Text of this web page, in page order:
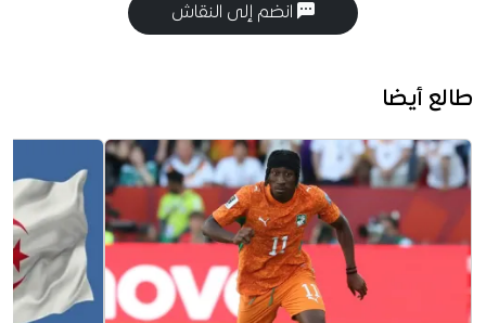
انضم إلى النقاش
طالع أيضا